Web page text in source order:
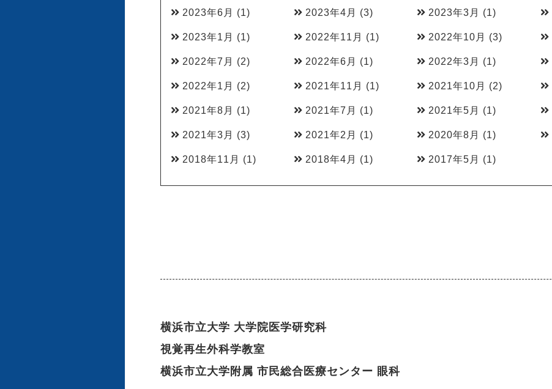
2023年6月 (1) 2023年4月 (3) 2023年3月 (1)
2023年1月 (1) 2022年11月 (1) 2022年10月 (3)
2022年7月 (2) 2022年6月 (1) 2022年3月 (1)
2022年1月 (2) 2021年11月 (1) 2021年10月 (2)
2021年8月 (1) 2021年7月 (1) 2021年5月 (1)
2021年3月 (3) 2021年2月 (1) 2020年8月 (1)
2018年11月 (1) 2018年4月 (1) 2017年5月 (1)
横浜市立大学 大学院医学研究科
視覚再生外科学教室
横浜市立大学附属 市民総合医療センター 眼科